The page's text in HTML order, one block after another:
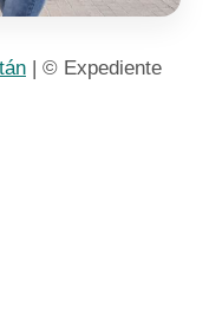
| © Expediente